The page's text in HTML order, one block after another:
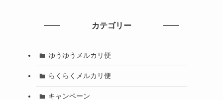
カテゴリー
ゆうゆうメルカリ便
らくらくメルカリ便
キャンペーン